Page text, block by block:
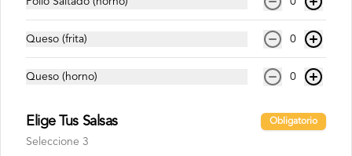
Fanta (350ml)
Queso (frita) 0
Queso (horno) 0
Elige Tus Salsas Obligatorio
Seleccione 3